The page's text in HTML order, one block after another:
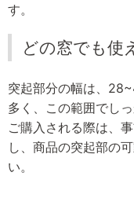
す。
どの窓でも使
突起部分の幅は、
多く、この範囲でし
ご購入される際は、
し、商品の突起部の
い。